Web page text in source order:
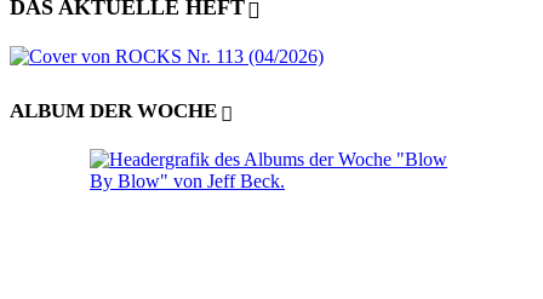
DAS AKTUELLE HEFT
ALBUM DER WOCHE